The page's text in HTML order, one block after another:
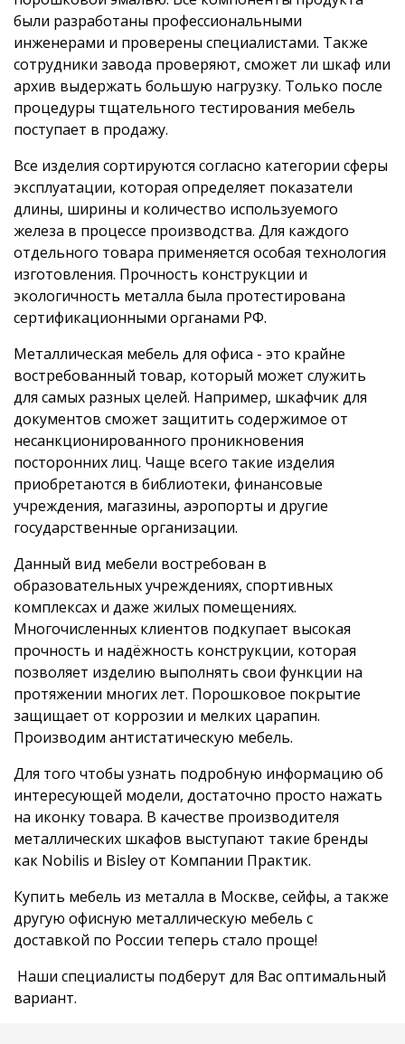
были разработаны профессиональными
инженерами и проверены специалистами. Также
сотрудники завода проверяют, сможет ли шкаф или
архив выдержать большую нагрузку. Только после
процедуры тщательного тестирования мебель
поступает в продажу.
Все изделия сортируются согласно категории сферы
эксплуатации, которая определяет показатели
длины, ширины и количество используемого
железа в процессе производства. Для каждого
отдельного товара применяется особая технология
изготовления. Прочность конструкции и
экологичность металла была протестирована
сертификационными органами РФ.
Металлическая мебель для офиса - это крайне
востребованный товар, который может служить
для самых разных целей. Например, шкафчик для
документов сможет защитить содержимое от
несанкционированного проникновения
посторонних лиц. Чаще всего такие изделия
приобретаются в библиотеки, финансовые
учреждения, магазины, аэропорты и другие
государственные организации.
Данный вид мебели востребован в
образовательных учреждениях, спортивных
комплексах и даже жилых помещениях.
Многочисленных клиентов подкупает высокая
прочность и надёжность конструкции, которая
позволяет изделию выполнять свои функции на
протяжении многих лет. Порошковое покрытие
защищает от коррозии и мелких царапин.
Производим антистатическую мебель.
Для того чтобы узнать подробную информацию об
интересующей модели, достаточно просто нажать
на иконку товара. В качестве производителя
металлических шкафов выступают такие бренды
как Nobilis и Bisley от Компании Практик.
Купить мебель из металла в Москве, сейфы, а также
другую офисную металлическую мебель с
доставкой по России теперь стало проще!
Наши специалисты подберут для Вас оптимальный
вариант.